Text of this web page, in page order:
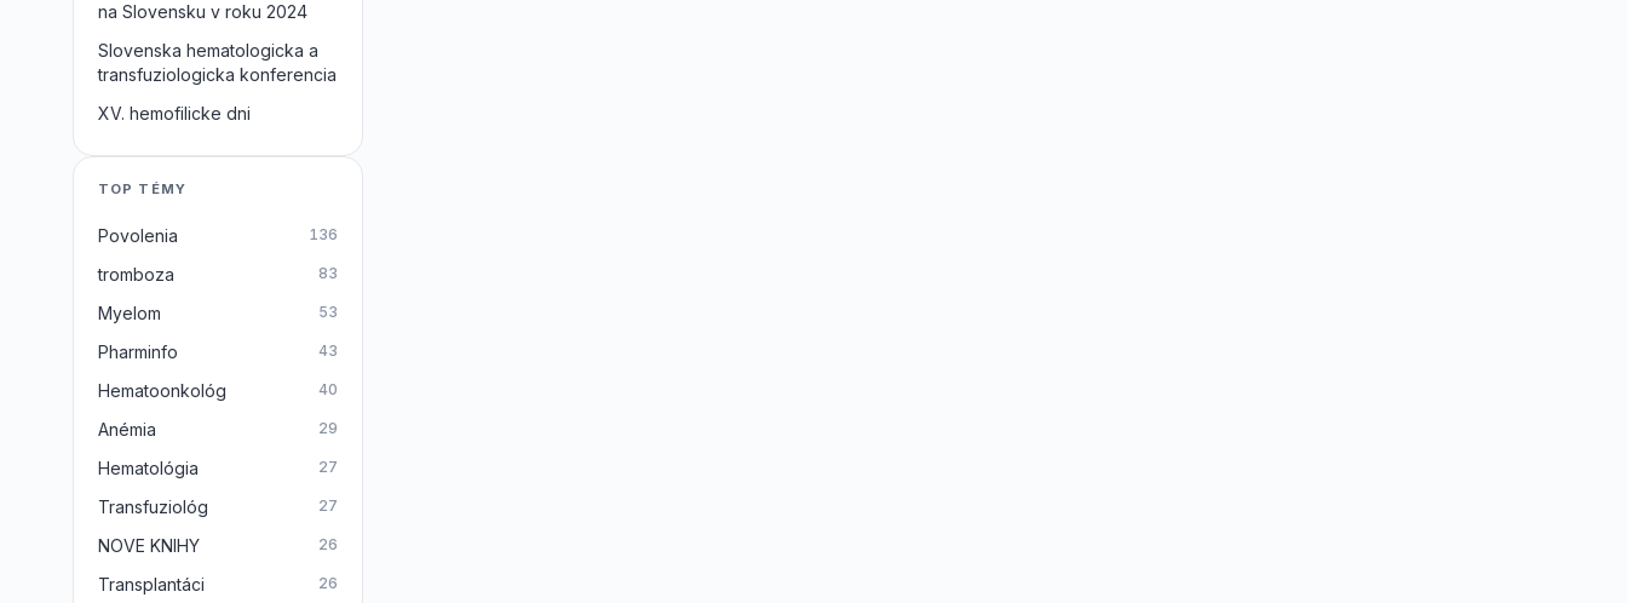
na Slovensku v roku 2024
Slovenska hematologicka a
transfuziologicka konferencia
XV. hemofilicke dni
TOP TÉMY
Povolenia 136
tromboza 83
Myelom 53
Pharminfo 43
Hematoonkológ 40
Anémia 29
Hematológia 27
Transfuziológ 27
NOVE KNIHY 26
Transplantáci 26